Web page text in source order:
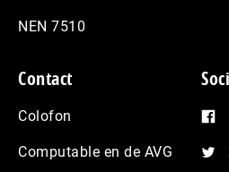
NEN 7510
Contact
Colofon
Computable en de AVG